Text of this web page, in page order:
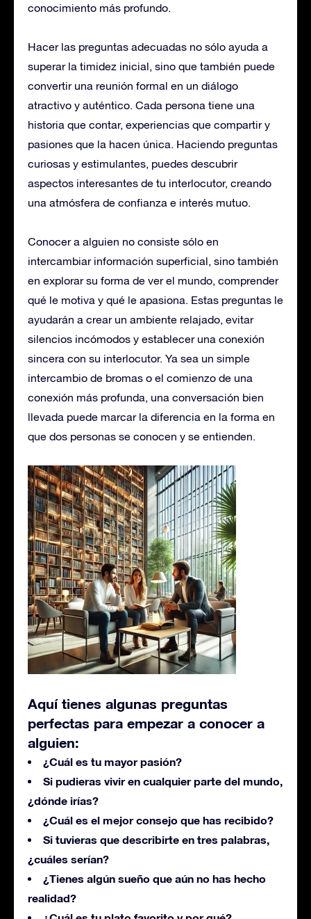
conocimiento más profundo.
Hacer las preguntas adecuadas no sólo ayuda a
superar la timidez inicial, sino que también puede
convertir una reunión formal en un diálogo
atractivo y auténtico. Cada persona tiene una
historia que contar, experiencias que compartir y
pasiones que la hacen única. Haciendo preguntas
curiosas y estimulantes, puedes descubrir
aspectos interesantes de tu interlocutor, creando
una atmósfera de confianza e interés mutuo.
Conocer a alguien no consiste sólo en
intercambiar información superficial, sino también
en explorar su forma de ver el mundo, comprender
qué le motiva y qué le apasiona. Estas preguntas le
ayudarán a crear un ambiente relajado, evitar
silencios incómodos y establecer una conexión
sincera con su interlocutor. Ya sea un simple
intercambio de bromas o el comienzo de una
conexión más profunda, una conversación bien
llevada puede marcar la diferencia en la forma en
que dos personas se conocen y se entienden.
Aquí tienes algunas preguntas
perfectas para empezar a conocer a
alguien:
¿Cuál es tu mayor pasión?
Si pudieras vivir en cualquier parte del mundo,
¿dónde irías?
¿Cuál es el mejor consejo que has recibido?
Si tuvieras que describirte en tres palabras,
¿cuáles serían?
¿Tienes algún sueño que aún no has hecho
realidad?